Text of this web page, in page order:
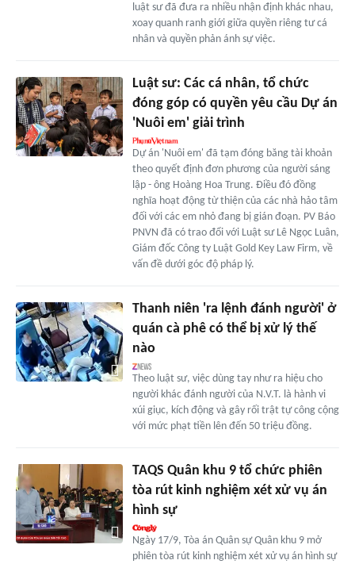
luật sư đã đưa ra nhiều nhận định khác nhau,
xoay quanh ranh giới giữa quyền riêng tư cá
nhân và quyền phản ánh sự việc.
Luật sư: Các cá nhân, tổ chức
đóng góp có quyền yêu cầu Dự án
'Nuôi em' giải trình
Dự án 'Nuôi em' đã tạm đóng băng tài khoản
theo quyết định đơn phương của người sáng
lập - ông Hoàng Hoa Trung. Điều đó đồng
nghĩa hoạt động từ thiện của các nhà hảo tâm
đối với các em nhỏ đang bị gián đoạn. PV Báo
PNVN đã có trao đổi với Luật sư Lê Ngọc Luân,
Giám đốc Công ty Luật Gold Key Law Firm, về
vấn đề dưới góc độ pháp lý.
Thanh niên 'ra lệnh đánh người' ở
quán cà phê có thể bị xử lý thế
nào
Theo luật sư, việc dùng tay như ra hiệu cho
người khác đánh người của N.V.T. là hành vi
xúi giục, kích động và gây rối trật tự công cộng
với mức phạt tiền lên đến 50 triệu đồng.
TAQS Quân khu 9 tổ chức phiên
tòa rút kinh nghiệm xét xử vụ án
hình sự
Ngày 17/9, Tòa án Quân sự Quân khu 9 mở
phiên tòa rút kinh nghiệm xét xử vụ án hình sự